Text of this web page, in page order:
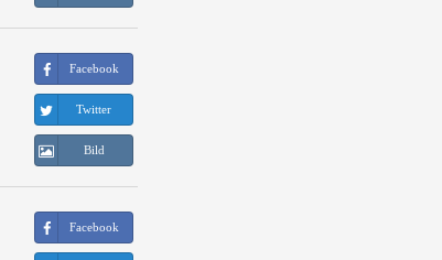
Facebook
Twitter
Bild
Facebook